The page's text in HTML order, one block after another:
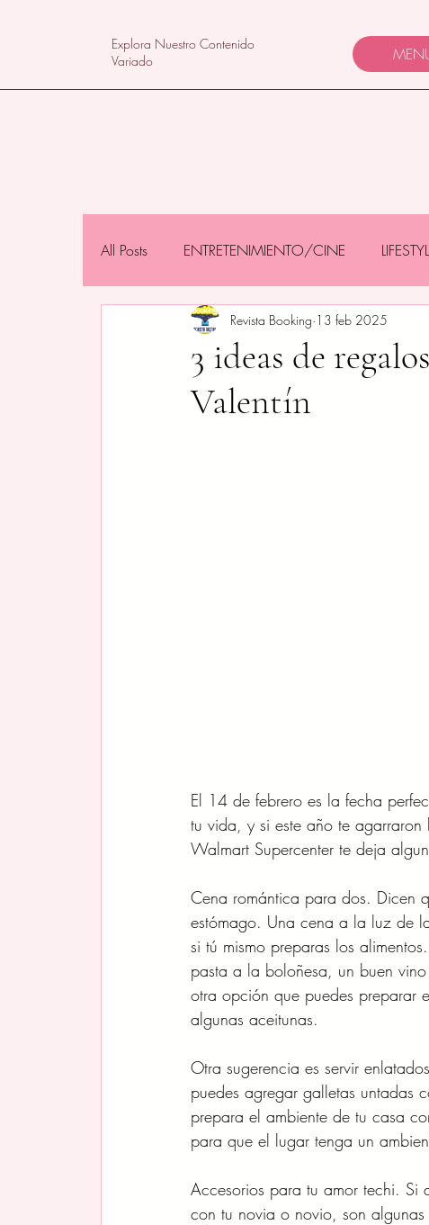
Explora Nuestro Contenido
Variado
All Posts ENTRETENIMIENTO/CINE
NEGOCIOS/TECNOLOGÍA MAMÁS Y
3 ideas de
Valentín
Revista Booking 13 feb 2025
El 14 de febrero es la fecha
tu vida, y si este año te
Walmart Supercenter te deja
Cena romántica para dos. Dicen
estómago. Una cena a la luz de
si tú mismo preparas los
pasta a la boloñesa, un buen
otra opción que puedes preparar
algunas aceitunas.
Otra sugerencia es servir
puedes agregar galletas untadas
prepara el ambiente de tu casa
para que el lugar tenga un
Accesorios para tu amor techi. Si
con tu novia o novio, son